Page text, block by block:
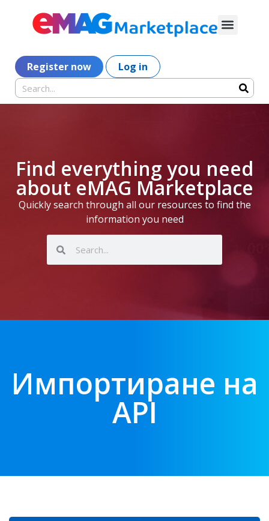
Register now Log in
Find everything you need
about eMAG Marketplace
Quickly search through all our resources to find the
information you need
Импортиране на
API